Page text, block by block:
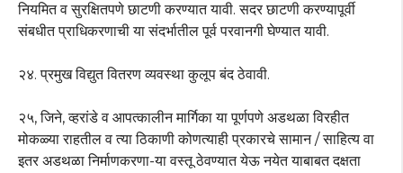
नियमित व सुरक्षितपणे छाटणी करण्यात यावी. सदर छाटणी करण्यापूर्वी
संबधीत प्राधिकरणाची या संदर्भातील पूर्व परवानगी घेण्यात यावी.
२४. प्रमुख विद्युत वितरण व्यवस्था कुलूप बंद ठेवावी.
२५, जिने, व्हरांडे व आपत्कालीन मार्गिका या पूर्णपणे अडथळा विरहीत
मोकळ्या राहतील व त्या ठिकाणी कोणत्याही प्रकारचे सामान / साहित्य वा
इतर अडथळा निर्माणकरणा-या वस्तू ठेवण्यात येऊ नयेत याबाबत दक्षता